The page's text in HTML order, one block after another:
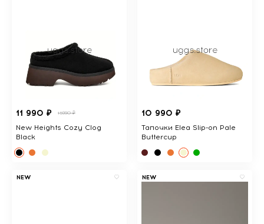
11 990 ₽ 15990 ₽
New Heights Cozy Clog
Black
10 990 ₽
Тапочки Elea Slip-on Pale
Buttercup
NEW NEW